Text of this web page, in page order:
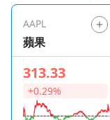
將服務於選擇輝
原廠。 原
AAPL
蘋果
313.33
+0.29%